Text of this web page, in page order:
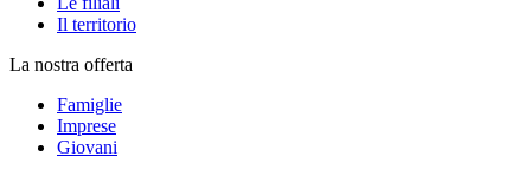
Il territorio
La nostra offerta
Famiglie
Imprese
Giovani